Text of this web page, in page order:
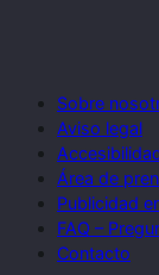
Sobre
Aviso legal
Área de
Publicidad
FAQ –
Contacto